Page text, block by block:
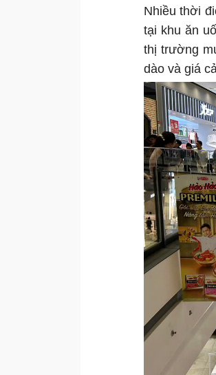
Nhiều thời
tại khu ăn
thị trường
dào và giá